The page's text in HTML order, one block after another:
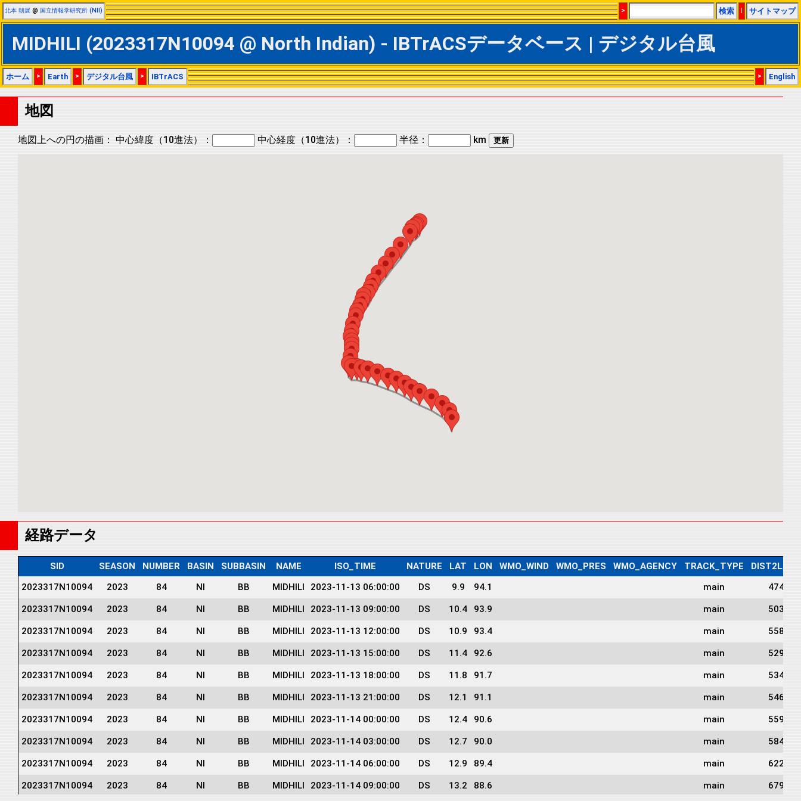
北本 朝展 @ 国立情報学研究所 (NII) > 検索 | サイトマップ
MIDHILI (2023317N10094 @ North Indian) - IBTrACSデータベース | デジタル台風
ホーム > Earth > デジタル台風 > IBTrACS > English
地図
地図上への円の描画： 中心緯度（10進法）： 中心経度（10進法）： 半径： km
経路データ
SID SEASON NUMBER BASIN SUBBASIN NAME ISO_TIME NATURE LAT LON WMO_WIND WMO_PRES WMO_AGENCY TRACK_TYPE
DIST2LAND
2023317N10094
2023 84 NI BB MIDHILI 2023-11-13 06:00:00 DS 9.9 94.1 main 474
2023317N10094 2023 84 NI BB MIDHILI 2023-11-13 09:00:00 DS 10.4 93.9 main 503
2023317N10094 2023 84 NI BB MIDHILI 2023-11-13 12:00:00 DS 10.9 93.4 main 558
2023317N10094 2023 84 NI BB MIDHILI 2023-11-13 15:00:00 DS 11.4 92.6 main 529
2023317N10094 2023 84 NI BB MIDHILI 2023-11-13 18:00:00 DS 11.8 91.7 main 534
2023317N10094 2023 84 NI BB MIDHILI 2023-11-13 21:00:00 DS 12.1 91.1 main 546
2023317N10094 2023 84 NI BB MIDHILI 2023-11-14 00:00:00 DS 12.4 90.6 main 559
2023317N10094 2023 84 NI BB MIDHILI 2023-11-14 03:00:00 DS 12.7 90.0 main 584
2023317N10094 2023 84 NI BB MIDHILI 2023-11-14 06:00:00 DS 12.9 89.4 main 622
2023317N10094 2023 84 NI BB MIDHILI 2023-11-14 09:00:00 DS 13.2 88.6 main 679